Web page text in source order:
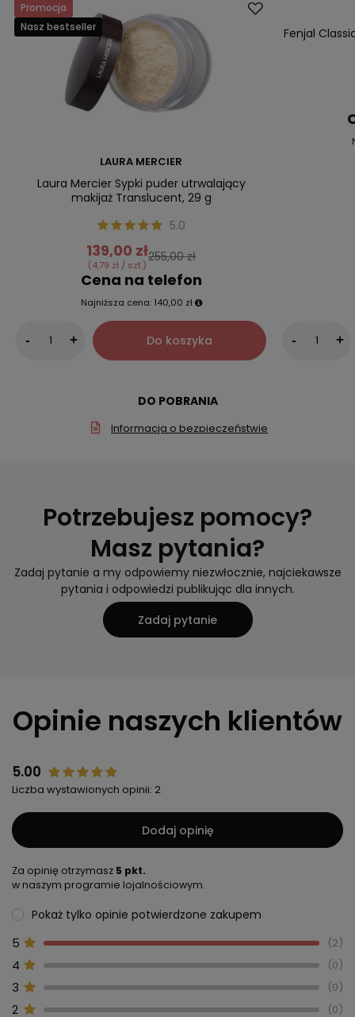
Promocja
Nasz bestseller
LAURA MERCIER
Laura Mercier Sypki puder utrwalający
makijaż Translucent, 29 g
5.0
139,00 zł
(4,79 zł / szt.)
255,00 zł
Cena na telefon
Najniższa cena: 140,00 zł
- + Do koszyka
Nasz
Fenjal
- +
DO POBRANIA
Informacja o bezpieczeństwie
Potrzebujesz pomocy?
Masz pytania?
Zadaj pytanie a my odpowiemy niezwłocznie, najciekawsze
pytania i odpowiedzi publikując dla innych.
Zadaj pytanie
Opinie naszych klientów
5.00
Liczba wystawionych opinii: 2
Dodaj opinię
Za opinię otrzymasz 5 pkt.
w naszym programie lojalnościowym.
Pokaż tylko opinie potwierdzone zakupem
5 2
4 0
3 0
2 0